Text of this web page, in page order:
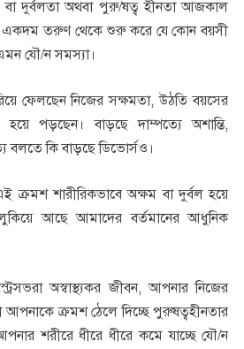
বা দুর্বলতা অথবা পুরু/ষত্ব হীনতা আজকাল
একদম তরুণ থেকে শুরু করে যে কোন বয়সী
যৌ/ন সমস্যা।
ফেলছেন নিজের সক্ষমতা, উঠতি বয়সের
পড়ছেন। বাড়ছে দাম্পত্যে অশান্তি,
বলতে কি বাড়ছে ডিভোর্সও।
ক্রমশ শারীরিকভাবে অক্ষম বা দুর্বল হয়ে
আছে আমাদের বর্তমানের আধুনিক
অস্বাস্থ্যকর জীবন, আপনার নিজের
ক্রমশ ঠেলে দিচ্ছে পুরুষত্বহীনতার
শরীরে ধীরে ধীরে কমে যাচ্ছে যৌ/ন